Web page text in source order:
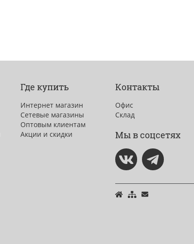
Где купить
Интернет магазин
Сетевые магазины
Оптовым клиентам
Акции и скидки
Контакты
Офис
Склад
Мы в соцсетях